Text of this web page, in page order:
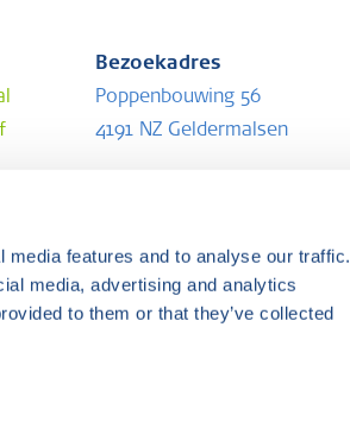
features and to analyse our traffic.
media, advertising and analytics
to them or that they’ve collected
Bezoekadres
Poppenbouwing 56
4191 NZ Geldermalsen
4190 CE Geldermalsen